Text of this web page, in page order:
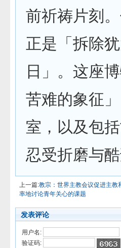
前祈祷片刻
正是「拆除
日」。这座
苦难的象征
室，以及包
忍受折磨与
上一篇:教宗：世界主教会议促进主教
率地讨论青年关心的课题
发表评论
用户名:
验证码: